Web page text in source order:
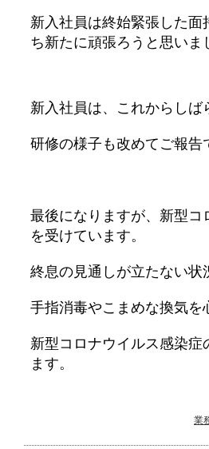
新入社員は終始緊張した
ち新たに頑張ろうと思いま
新入社員は、これからしば
研修の様子も改めてご報告
最後になりますが、新型
を受けています。
終息の見通しが立たない状
手指消毒やこまめな換気を
新型コロナウイルス感染
ます。
業